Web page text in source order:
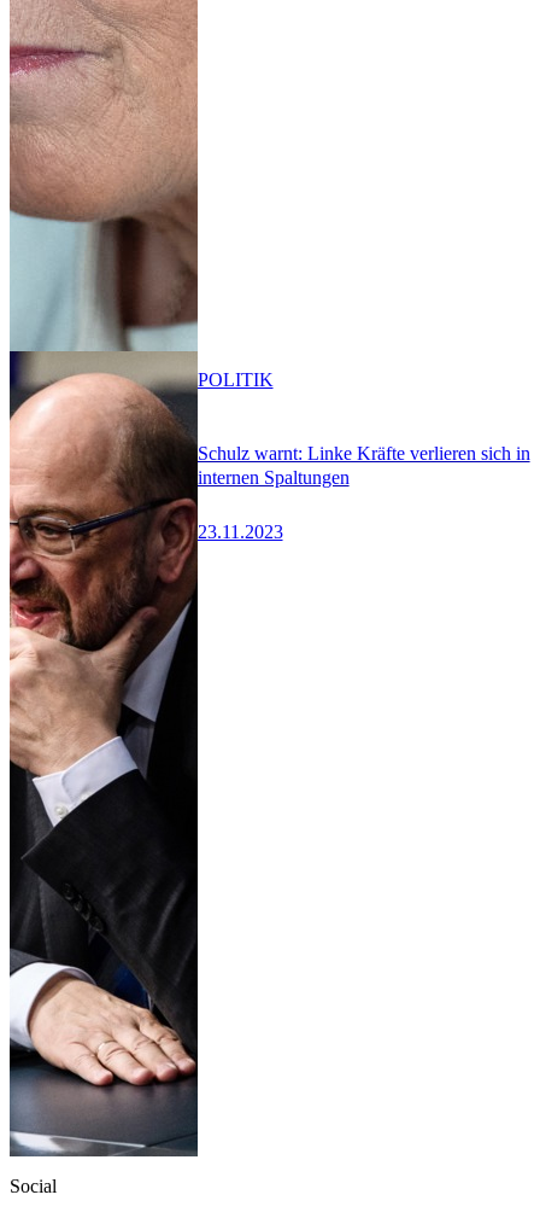
Schulz warnt: Linke Kräfte verlieren sich in
internen Spaltungen
23.11.2023
POLITIK
Social